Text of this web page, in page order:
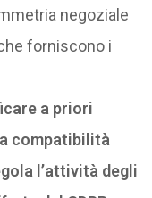
negoziale
forniscono i
a priori
compatibilità
l’attività degli